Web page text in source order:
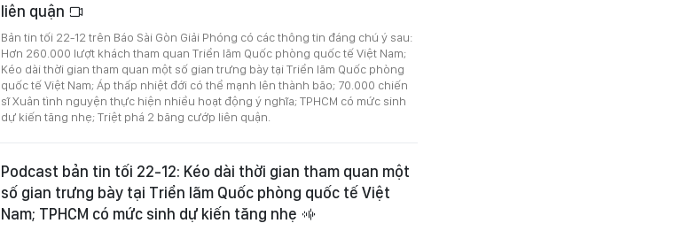
liên quận
Bản tin tối 22-12 trên Báo Sài Gòn Giải Phóng có các thông tin đáng chú ý sau:
Hơn 260.000 lượt khách tham quan Triển lãm Quốc phòng quốc tế Việt Nam;
Kéo dài thời gian tham quan một số gian trưng bày tại Triển lãm Quốc phòng
quốc tế Việt Nam; Áp thấp nhiệt đới có thể mạnh lên thành bão; 70.000 chiến
sĩ Xuân tình nguyện thực hiện nhiều hoạt động ý nghĩa; TPHCM có mức sinh
dự kiến tăng nhẹ; Triệt phá 2 băng cướp liên quận.
Podcast bản tin tối 22-12: Kéo dài thời gian tham quan một
số gian trưng bày tại Triển lãm Quốc phòng quốc tế Việt
Nam; TPHCM có mức sinh dự kiến tăng nhẹ